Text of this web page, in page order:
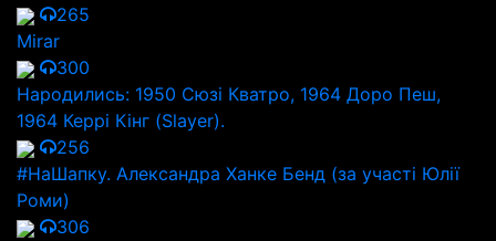
265
Mirar
300
Народились: 1950 Сюзі Кватро, 1964 Доро Пеш,
1964 Керрі Кінг (Slayer).
256
#НаШапку. Александра Ханке Бенд (за участі Юлії
Роми)
306